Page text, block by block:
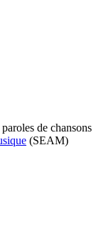
de chansons
(SEAM)